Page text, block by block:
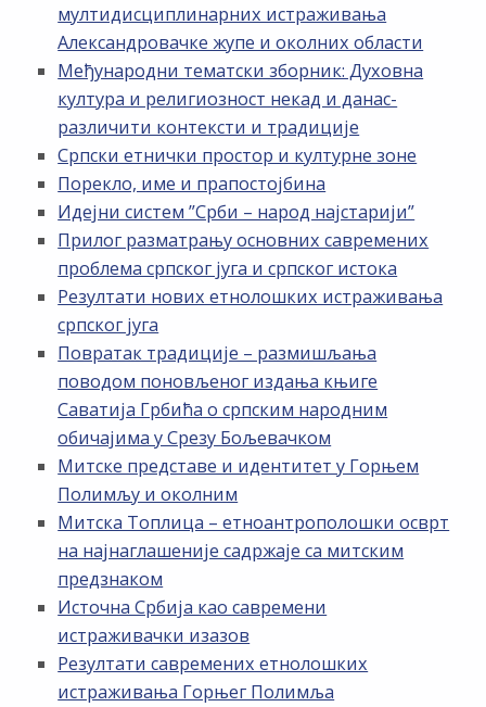
мултидисциплинарних истраживања
Александровачке жупе и околних области
Међународни тематски зборник: Духовна
култура и религиозност некад и данас-
различити контексти и традиције
Српски етнички простор и културне зоне
Порекло, име и прапостојбина
Идејни систем ”Срби – народ најстарији”
Прилог разматрању основних савремених
проблема српског југа и српског истока
Резултати нових етнолошких истраживања
српског југа
Повратак традиције – размишљања
поводом поновљеног издања књиге
Саватија Грбића о српским народним
обичајима у Срезу Бољевачком
Митске представе и идентитет у Горњем
Полимљу и околним
Митска Топлица – етноантрополошки осврт
на најнаглашеније садржаје са митским
предзнаком
Источна Србија као савремени
истраживачки изазов
Резултати савремених етнолошких
истраживања Горњег Полимља